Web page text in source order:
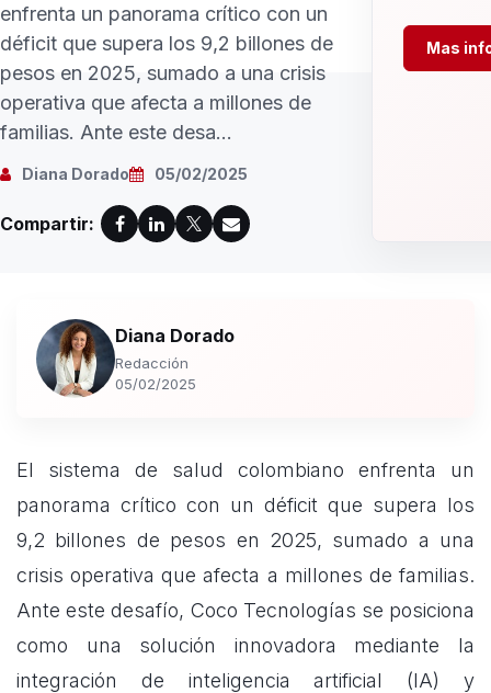
enfrenta un panorama crítico con un
déficit que supera los 9,2 billones de
pesos en 2025, sumado a una crisis
operativa que afecta a millones de
familias. Ante este desa...
Diana Dorado 05/02/2025
Compartir:
Mas
Diana Dorado
Redacción
05/02/2025
El sistema de salud colombiano enfrenta un
panorama crítico con un déficit que supera los
9,2 billones de pesos en 2025, sumado a una
crisis operativa que afecta a millones de familias.
Ante este desafío, Coco Tecnologías se posiciona
como una solución innovadora mediante la
integración de inteligencia artificial (IA) y